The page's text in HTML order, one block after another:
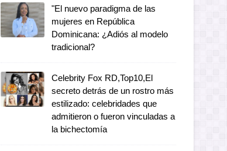
"El nuevo paradigma de las
mujeres en República
Dominicana: ¿Adiós al modelo
tradicional?
Celebrity Fox RD,Top10,El
secreto detrás de un rostro más
estilizado: celebridades que
admitieron o fueron vinculadas a
la bichectomía